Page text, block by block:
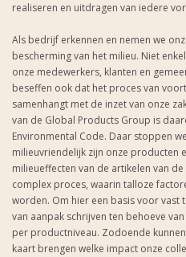
realiseren en uitdragen van iedere
Als bedrijf erkennen en nemen we
bescherming van het milieu. Niet
onze medewerkers, klanten en
beseffen ook dat het proces van
samenhangt met de inzet van onze
van de Global Products Group is
Environmental Code. Daar stoppen
milieuvriendelijk zijn onze producten
milieueffecten van de artikelen van
complex proces, waarin talloze
worden. Om hier een basis voor vast
van aanpak schrijven ten behoeve van
per productniveau. Zodoende
kaart brengen welke impact onze